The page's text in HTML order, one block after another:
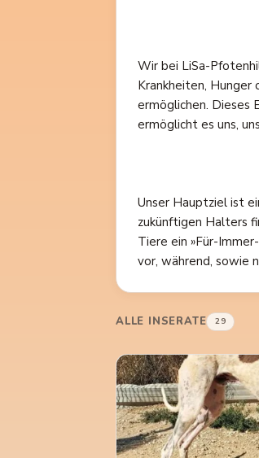
Wir bei LiSa-
Krankheiten, Hunger
ermöglichen. Dieses
ermöglicht es uns,
Unser Hauptziel ist
zukünftigen Halters
Tiere ein »Für-
vor, während, sowie
ALLE INSERATE 29